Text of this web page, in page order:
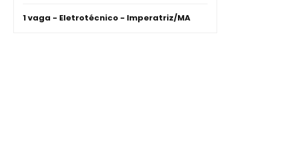
1 vaga - Eletrotécnico -­ Imperatriz/MA